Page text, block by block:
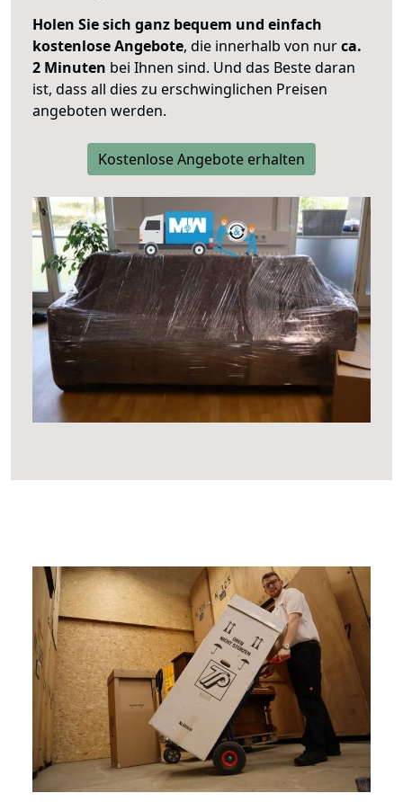
Holen Sie sich ganz bequem und einfach
kostenlose Angebote, die innerhalb von nurca.
2 Minuten bei Ihnen sind. Und das Beste daran
ist, dass all dies zu erschwinglichen Preisen
angeboten werden.
Kostenlose Angebote erhalten